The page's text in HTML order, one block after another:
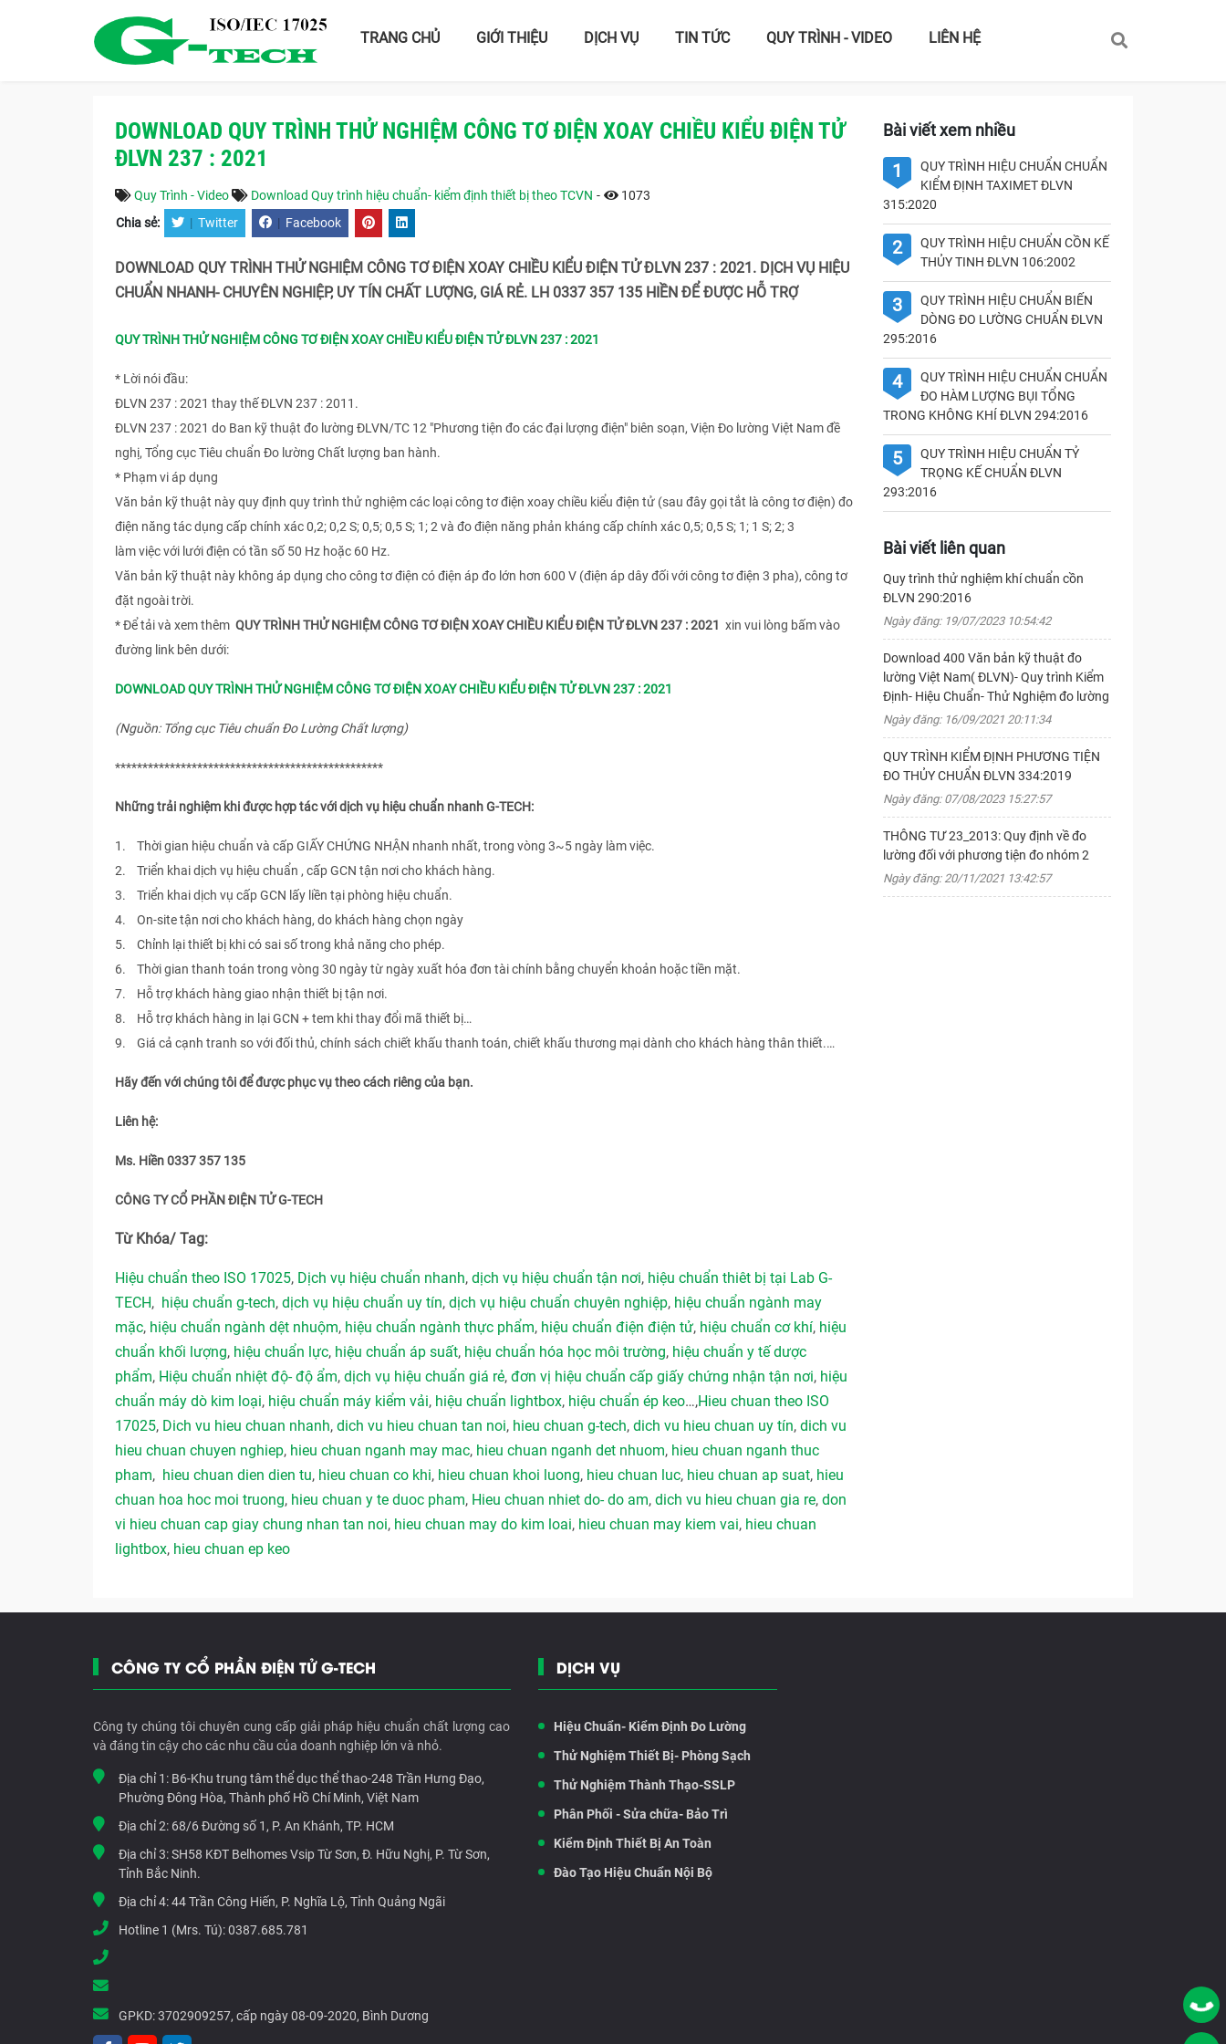
TRANG CHỦ GIỚI THIỆU DỊCH VỤ TIN TỨC QUY TRÌNH - VIDEO LIÊN HỆ
DOWNLOAD QUY TRÌNH THỬ NGHIỆM CÔNG TƠ ĐIỆN XOAY CHIỀU KIỂU ĐIỆN TỬ
ĐLVN 237 : 2021
Quy Trình - Video Download Quy trình hiệu chuẩn- kiểm định thiết bị theo TCVN - 1073
Chia sẻ: | Twitter | Facebook
DOWNLOAD QUY TRÌNH THỬ NGHIỆM CÔNG TƠ ĐIỆN XOAY CHIỀU KIỂU ĐIỆN TỬ ĐLVN 237 : 2021. DỊCH VỤ HIỆU
CHUẨN NHANH- CHUYÊN NGHIỆP, UY TÍN CHẤT LƯỢNG, GIÁ RẺ. LH 0337 357 135 HIỀN ĐỂ ĐƯỢC HỖ TRỢ
QUY TRÌNH THỬ NGHIỆM CÔNG TƠ ĐIỆN XOAY CHIỀU KIỂU ĐIỆN TỬ ĐLVN 237 : 2021
* Lời nói đầu:
ĐLVN 237 : 2021 thay thế ĐLVN 237 : 2011.
ĐLVN 237 : 2021 do Ban kỹ thuật đo lường ĐLVN/TC 12 "Phương tiện đo các đại lượng điện" biên soạn, Viện Đo lường Việt Nam đề
nghị, Tổng cục Tiêu chuẩn Đo lường Chất lượng ban hành.
* Phạm vi áp dụng
Văn bản kỹ thuật này quy định quy trình thử nghiệm các loại công tơ điện xoay chiều kiểu điện tử (sau đây gọi tắt là công tơ điện) đo
điện năng tác dụng cấp chính xác 0,2; 0,2 S; 0,5; 0,5 S; 1; 2 và đo điện năng phản kháng cấp chính xác 0,5; 0,5 S; 1; 1 S; 2; 3
làm việc với lưới điện có tần số 50 Hz hoặc 60 Hz.
Văn bản kỹ thuật này không áp dụng cho công tơ điện có điện áp đo lớn hơn 600 V (điện áp dây đối với công tơ điện 3 pha), công tơ
đặt ngoài trời.
* Để tải và xem thêm QUY TRÌNH THỬ NGHIỆM CÔNG TƠ ĐIỆN XOAY CHIỀU KIỂU ĐIỆN TỬ ĐLVN 237 : 2021 xin vui lòng bấm vào
đường link bên dưới:
DOWNLOAD QUY TRÌNH THỬ NGHIỆM CÔNG TƠ ĐIỆN XOAY CHIỀU KIỂU ĐIỆN TỬ ĐLVN 237 : 2021
(Nguồn: Tổng cục Tiêu chuẩn Đo Lường Chất lượng)
*************************************************
Những trải nghiệm khi được hợp tác với dịch vụ hiệu chuẩn nhanh G-TECH:
1. Thời gian hiệu chuẩn và cấp GIẤY CHỨNG NHẬN nhanh nhất, trong vòng 3~5 ngày làm việc.
2. Triển khai dịch vụ hiệu chuẩn , cấp GCN tận nơi cho khách hàng.
3. Triển khai dịch vụ cấp GCN lấy liền tại phòng hiệu chuẩn.
4. On-site tận nơi cho khách hàng, do khách hàng chọn ngày
5. Chỉnh lại thiết bị khi có sai số trong khả năng cho phép.
6. Thời gian thanh toán trong vòng 30 ngày từ ngày xuất hóa đơn tài chính bằng chuyển khoản hoặc tiền mặt.
7. Hỗ trợ khách hàng giao nhận thiết bị tận nơi.
8. Hỗ trợ khách hàng in lại GCN + tem khi thay đổi mã thiết bị…
9. Giá cả cạnh tranh so với đối thủ, chính sách chiết khấu thanh toán, chiết khấu thương mại dành cho khách hàng thân thiết.…
Hãy đến với chúng tôi để được phục vụ theo cách riêng của bạn.
Liên hệ:
Ms. Hiền 0337 357 135
CÔNG TY CỔ PHẦN ĐIỆN TỬ G-TECH
Từ Khóa/ Tag:
Hiệu chuẩn theo ISO 17025, Dịch vụ hiệu chuẩn nhanh, dịch vụ hiệu chuẩn tận nơi, hiệu chuẩn thiêt bị tại Lab G-
TECH, hiệu chuẩn g-tech, dịch vụ hiệu chuẩn uy tín, dịch vụ hiệu chuẩn chuyên nghiệp, hiệu chuẩn ngành may
mặc, hiệu chuẩn ngành dệt nhuộm, hiệu chuẩn ngành thực phẩm, hiệu chuẩn điện điện tử, hiệu chuẩn cơ khí, hiệu
chuẩn khối lượng, hiệu chuẩn lực, hiệu chuẩn áp suất, hiệu chuẩn hóa học môi trường, hiệu chuẩn y tế dược
phẩm, Hiệu chuẩn nhiệt độ- độ ẩm, dịch vụ hiệu chuẩn giá rẻ, đơn vị hiệu chuẩn cấp giấy chứng nhận tận nơi, hiệu
chuẩn máy dò kim loại, hiệu chuẩn máy kiểm vải, hiệu chuẩn lightbox, hiệu chuẩn ép keo…,Hieu chuan theo ISO
17025, Dich vu hieu chuan nhanh, dich vu hieu chuan tan noi, hieu chuan g-tech, dich vu hieu chuan uy tín, dich vu
hieu chuan chuyen nghiep, hieu chuan nganh may mac, hieu chuan nganh det nhuom, hieu chuan nganh thuc
pham, hieu chuan dien dien tu, hieu chuan co khi, hieu chuan khoi luong, hieu chuan luc, hieu chuan ap suat, hieu
chuan hoa hoc moi truong, hieu chuan y te duoc pham, Hieu chuan nhiet do- do am, dich vu hieu chuan gia re, don
vi hieu chuan cap giay chung nhan tan noi, hieu chuan may do kim loai, hieu chuan may kiem vai, hieu chuan
lightbox, hieu chuan ep keo
Bài viết xem nhiều
1
QUY TRÌNH HIỆU CHUẨN CHUẨN
KIỂM ĐỊNH TAXIMET ĐLVN
315:2020
2
QUY TRÌNH HIỆU CHUẨN CỒN KẾ
THỦY TINH ĐLVN 106:2002
3
QUY TRÌNH HIỆU CHUẨN BIẾN
DÒNG ĐO LƯỜNG CHUẨN ĐLVN
295:2016
4
QUY TRÌNH HIỆU CHUẨN CHUẨN
ĐO HÀM LƯỢNG BỤI TỔNG
TRONG KHÔNG KHÍ ĐLVN 294:2016
5
QUY TRÌNH HIỆU CHUẨN TỶ
TRỌNG KẾ CHUẨN ĐLVN
293:2016
Bài viết liên quan
Quy trình thử nghiệm khí chuẩn cồn
ĐLVN 290:2016
Ngày đăng: 19/07/2023 10:54:42
Download 400 Văn bản kỹ thuật đo
lường Việt Nam( ĐLVN)- Quy trình Kiểm
Định- Hiệu Chuẩn- Thử Nghiệm đo lường
Ngày đăng: 16/09/2021 20:11:34
QUY TRÌNH KIỂM ĐỊNH PHƯƠNG TIỆN
ĐO THỦY CHUẨN ĐLVN 334:2019
Ngày đăng: 07/08/2023 15:27:57
THÔNG TƯ 23_2013: Quy định về đo
lường đối với phương tiện đo nhóm 2
Ngày đăng: 20/11/2021 13:42:57
CÔNG TY CỔ PHẦN ĐIỆN TỬ G-TECH
Công ty chúng tôi chuyên cung cấp giải pháp hiệu chuẩn chất lượng cao
và đáng tin cậy cho các nhu cầu của doanh nghiệp lớn và nhỏ.
Địa chỉ 1: B6-Khu trung tâm thể dục thể thao-248 Trần Hưng Đạo,
Phường Đông Hòa, Thành phố Hồ Chí Minh, Việt Nam
Địa chỉ 2: 68/6 Đường số 1, P. An Khánh, TP. HCM
Địa chỉ 3:SH58 KĐT Belhomes Vsip Từ Sơn, Đ. Hữu Nghị, P. Từ Sơn,
Tỉnh Bắc Ninh.
Địa chỉ 4:44 Trần Công Hiến, P. Nghĩa Lộ, Tỉnh Quảng Ngãi
Hotline 1 (Mrs. Tú):0387.685.781
GPKD:3702909257, cấp ngày 08-09-2020, Bình Dương
DỊCH VỤ
Hiệu Chuẩn- Kiểm Định Đo Lường
Thử Nghiệm Thiết Bị- Phòng Sạch
Thử Nghiệm Thành Thạo-SSLP
Phân Phối - Sửa chữa- Bảo Trì
Kiểm Định Thiết Bị An Toàn
Đào Tạo Hiệu Chuẩn Nội Bộ